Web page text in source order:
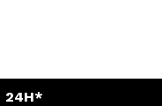
24H*